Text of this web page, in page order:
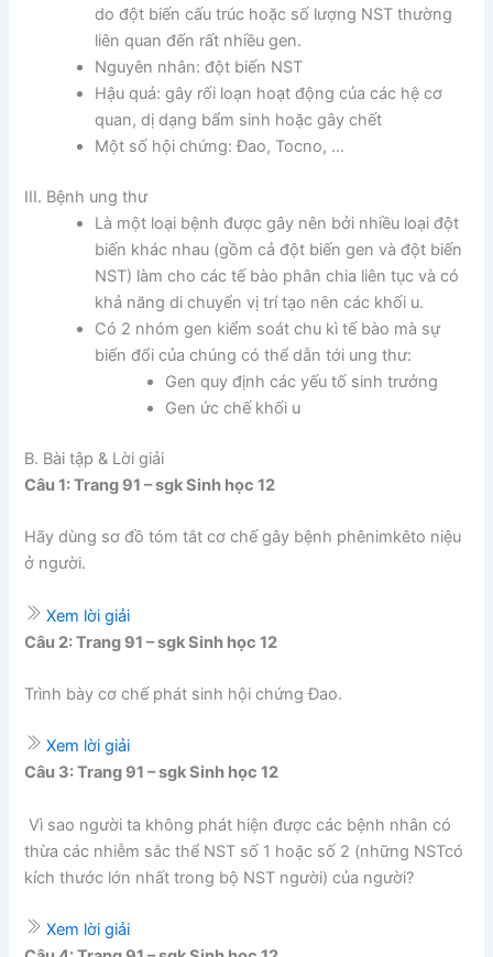
do đột biến cấu trúc hoặc số lượng NST thường
liên quan đến rất nhiều gen.
Nguyên nhân: đột biến NST
Hậu quả: gây rối loạn hoạt động của các hệ cơ
quan, dị dạng bẩm sinh hoặc gây chết
Một số hội chứng: Đao, Tocno, …
III. Bệnh ung thư
Là một loại bệnh được gây nên bởi nhiều loại đột
biến khác nhau (gồm cả đột biến gen và đột biến
NST) làm cho các tế bào phân chia liên tục và có
khả năng di chuyển vị trí tạo nên các khối u.
Có 2 nhóm gen kiểm soát chu kì tế bào mà sự
biến đổi của chúng có thể dẫn tới ung thư:
Gen quy định các yếu tố sinh trưởng
Gen ức chế khối u
B. Bài tập & Lời giải
Câu 1: Trang 91 – sgk Sinh học 12
Hãy dùng sơ đồ tóm tắt cơ chế gây bệnh phênimkêto niệu
ở người.
Xem lời giải
Câu 2: Trang 91 – sgk Sinh học 12
Trình bày cơ chế phát sinh hội chứng Đao.
Xem lời giải
Câu 3: Trang 91 – sgk Sinh học 12
Vì sao người ta không phát hiện được các bệnh nhân có
thừa các nhiễm sắc thể NST số 1 hoặc số 2 (những NSTcó
kích thước lớn nhất trong bộ NST người) của người?
Xem lời giải